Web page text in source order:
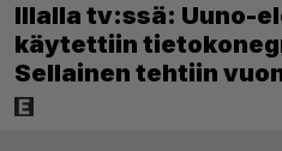
Illalla tv:ssä: Uuno-
käytettiin
Sellainen tehtiin